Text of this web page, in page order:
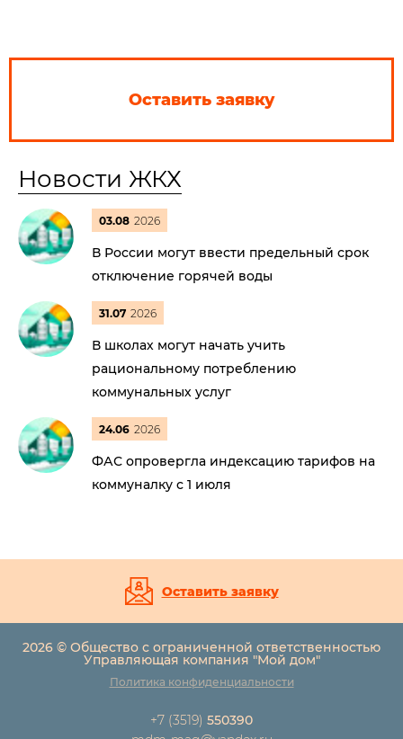
Оставить заявку
Новости ЖКХ
03.08 2026
В России могут ввести предельный срок
отключение горячей воды
31.07 2026
В школах могут начать учить
рациональному потреблению
коммунальных услуг
24.06 2026
ФАС опровергла индексацию тарифов на
коммуналку с 1 июля
Оставить заявку
2026 © Общество с ограниченной ответственностью
Управляющая компания "Мой дом"
Политика конфиденциальности
+7 (3519) 550390